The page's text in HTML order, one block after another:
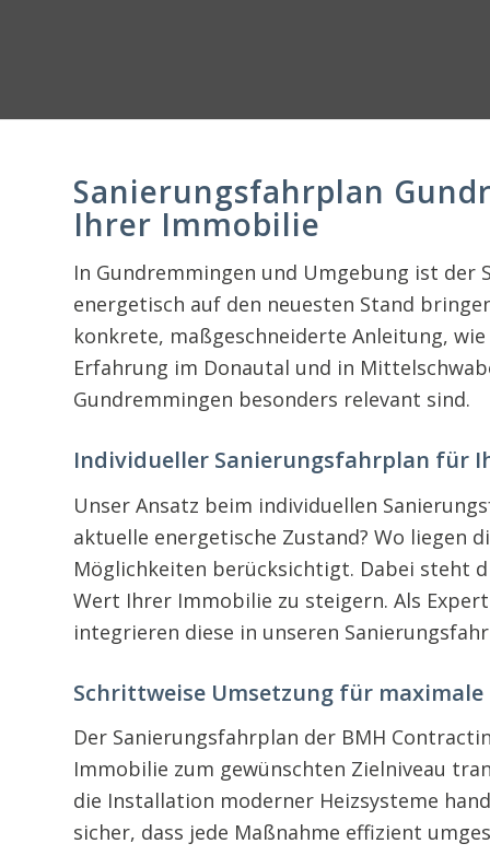
Sanierungsfahrplan
Ihrer Immobilie
In Gundremmingen und Umgebung ist
energetisch auf den neuesten Stand
konkrete, maßgeschneiderte Anleitung,
Erfahrung im Donautal und in
Gundremmingen besonders relevant sind.
Individueller Sanierungsfahrplan für
Unser Ansatz beim individuellen
aktuelle energetische Zustand? Wo liegen
Möglichkeiten berücksichtigt. Dabei steht
Wert Ihrer Immobilie zu steigern. Als
integrieren diese in unseren
Schrittweise Umsetzung für maximale
Der Sanierungsfahrplan der BMH
Immobilie zum gewünschten Zielniveau
die Installation moderner Heizsysteme
sicher, dass jede Maßnahme effizient